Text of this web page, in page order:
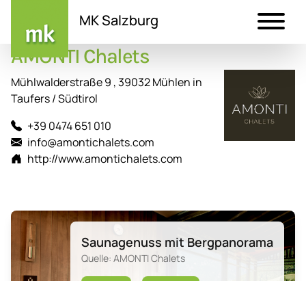
Inhalt
MK Salzburg
AMONTI Chalets
Mühlwalderstraße 9 , 39032 Mühlen in
Taufers / Südtirol
+39 0474 651 010
info@amontichalets.com
http://www.amontichalets.com
Saunagenuss mit Bergpanorama
Quelle: AMONTI Chalets